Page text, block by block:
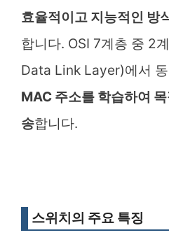
효율적이고 지능적인 방
합니다. OSI 7계층 중 2
Data Link Layer)에서
MAC 주소를 학습하여
송합니다.
스위치의 주요 특징